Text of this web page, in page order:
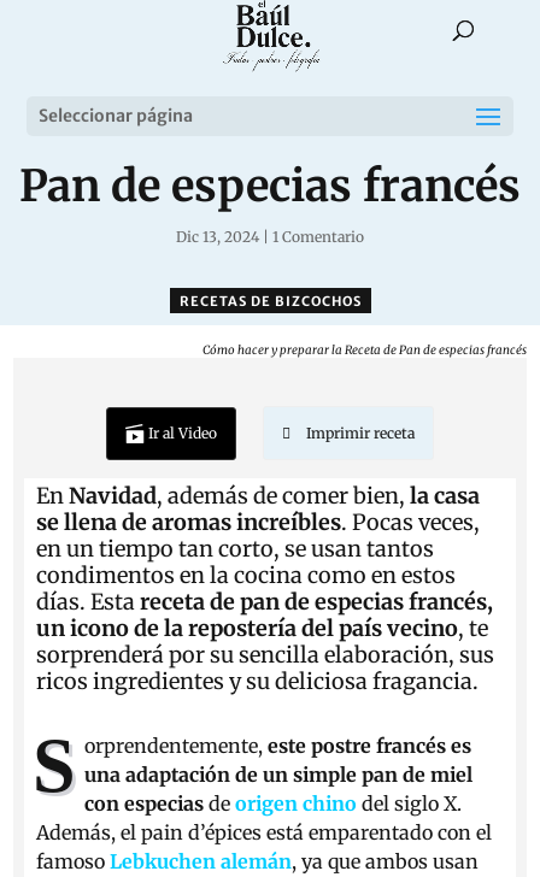
Seleccionar página
Pan de especias francés
Dic 13, 2024 1 Comentario
RECETAS DE BIZCOCHOS
Cómo hacer y preparar la Receta de Pan de especias francés
Ir al Video Imprimir receta
EnNavidad, además de comer bien,la casa
se llena de aromas increíbles. Pocas veces,
en un tiempo tan corto, se usan tantos
condimentos en la cocina como en estos
días. Estareceta de pan de especias francés,
un icono de la repostería del país vecino, te
sorprenderá por su sencilla elaboración, sus
ricos ingredientes y su deliciosa fragancia.
S orprendentemente, este postre francés es
una adaptación de un simple pan de miel
con especias de origen chino del siglo X.
Además, el pain d’épices está emparentado con el
famosoLebkuchen alemán, ya que ambos usan